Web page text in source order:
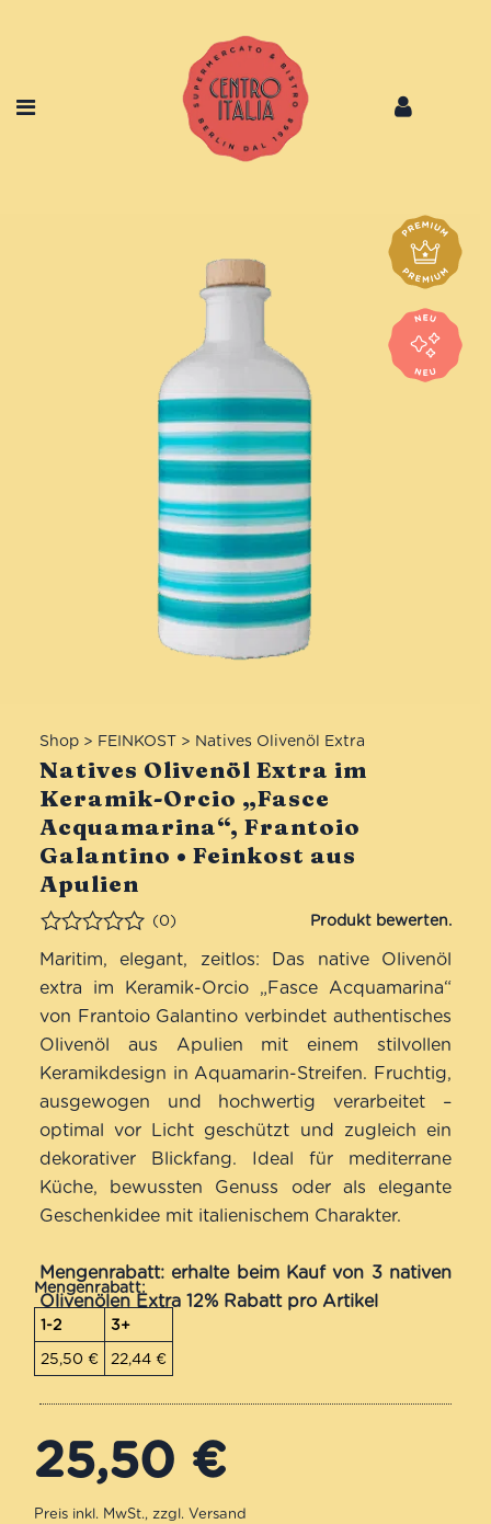
Shop> FEINKOST> Natives Olivenöl Extra
Natives Olivenöl Extra im
Keramik-Orcio „Fasce
Acquamarina“, Frantoio
Galantino • Feinkost aus
Apulien
Bewertet
(0)
Maritim, elegant, zeitlos: Das native Olivenöl
extra im Keramik-Orcio „Fasce Acquamarina“
von Frantoio Galantino verbindet authentisches
Olivenöl aus Apulien mit einem stilvollen
Keramikdesign in Aquamarin-Streifen. Fruchtig,
ausgewogen und hochwertig verarbeitet –
optimal vor Licht geschützt und zugleich ein
dekorativer Blickfang. Ideal für mediterrane
Küche, bewussten Genuss oder als elegante
Geschenkidee mit italienischem Charakter.
Mengenrabatt: erhalte beim Kauf von 3 nativen
Olivenölen Extra 12% Rabatt pro Artikel
25,50 €
Mengenrabatt:
1-2
3+
25,50€ 22,44€